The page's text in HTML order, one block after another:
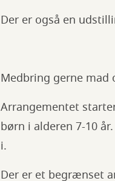
Der er også en
Medbring gerne mad
Arrangementet
børn i alderen 7-10
i.
Der er et begrænset